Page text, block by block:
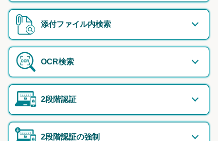
添付ファイル内検索
OCR検索
2段階認証
2段階認証の強制